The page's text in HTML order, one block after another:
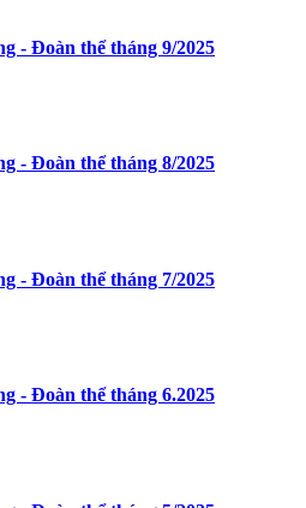
- Đoàn thể tháng 9/2025
- Đoàn thể tháng 8/2025
- Đoàn thể tháng 7/2025
- Đoàn thể tháng 6.2025